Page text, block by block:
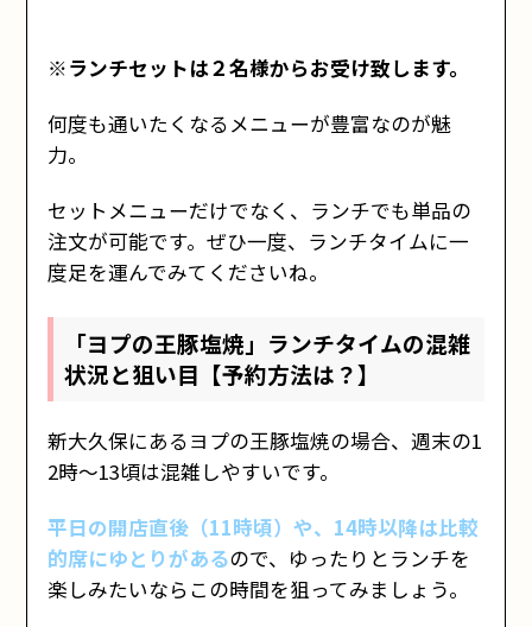
※ランチセットは２名様からお受け致します。
何度も通いたくなるメニューが豊富なのが魅
力。
セットメニューだけでなく、ランチでも単品の
注文が可能です。ぜひ一度、ランチタイムに一
度足を運んでみてくださいね。
「ヨプの王豚塩焼」ランチタイムの混雑
状況と狙い目【予約方法は？】
新大久保にあるヨプの王豚塩焼の場合、週末の1
2時〜13頃は混雑しやすいです。
平日の開店直後（11時頃）や、14時以降は比較
的席にゆとりがあるので、ゆったりとランチを
楽しみたいならこの時間を狙ってみましょう。